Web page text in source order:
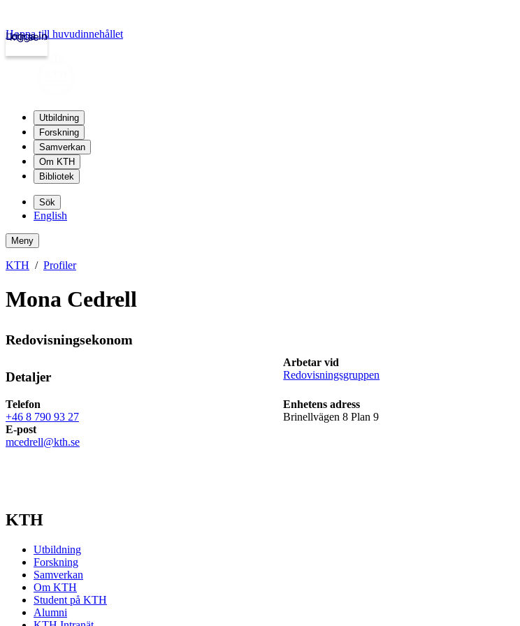
kth.se
Logga in
Hoppa till huvudinnehållet
Utbildning
Forskning
Samverkan
Om KTH
Bibliotek
Sök
English
Meny
KTH Profiler
Mona Cedrell
Redovisningsekonom
Detaljer
Arbetar vid
Redovisningsgruppen
Telefon
+46 8 790 93 27
Enhetens adress
Brinellvägen 8 Plan 9
E-post
mcedrell@kth.se
KTH
Utbildning
Forskning
Samverkan
Om KTH
Student på KTH
Alumni